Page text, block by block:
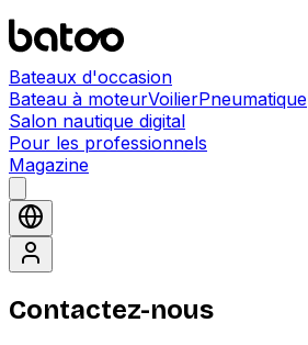
Bateaux d'occasion
Bateau à moteurVoilierPneumatique
Salon nautique digital
Pour les professionnels
Magazine
Contactez-nous